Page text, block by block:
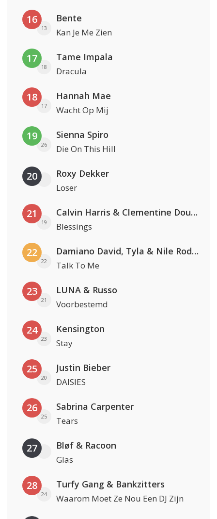
16
13
Bente
Kan Je Me Zien
17
18
Tame Impala
Dracula
18
17
Hannah Mae
Wacht Op Mij
19
26
Sienna Spiro
Die On This Hill
20 Roxy Dekker
Loser
21
19
Calvin Harris & Clementine Douglas
Blessings
22
22
Damiano David, Tyla & Nile Rodgers
Talk To Me
23
21
LUNA & Russo
Voorbestemd
24
23
Kensington
Stay
25
20
Justin Bieber
DAISIES
26
25
Sabrina Carpenter
Tears
27 Bløf & Racoon
Glas
28
24
Turfy Gang & Bankzitters
Waarom Moet Ze Nou Een DJ Zijn